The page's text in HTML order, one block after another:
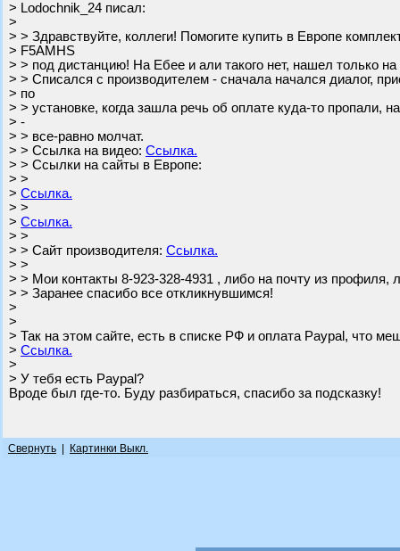
> Lodochnik_24 писал:
>
> > Здравствуйте, коллеги! Помогите купить в Европе
> F5AMHS
> > под дистанцию! На Ебее и али такого нет, нашел только на
> > Списался с производителем - сначала начался диалог,
> по
> > установке, когда зашла речь об оплате куда-то пропали,
> -
> > все-равно молчат.
> > Ссылка на видео: Ссылка.
> > Ссылки на сайты в Европе:
> >
> Ссылка.
> >
> Ссылка.
> >
> > Сайт производителя: Ссылка.
> >
> > Мои контакты 8-923-328-4931 , либо на почту из профиля,
> > Заранее спасибо все откликнувшимся!
>
>
> Так на этом сайте, есть в списке РФ и оплата Paypal, что
> Ссылка.
>
> У тебя есть Paypal?
Вроде был где-то. Буду разбираться, спасибо за подсказку!
Свернуть Картинки Выкл.